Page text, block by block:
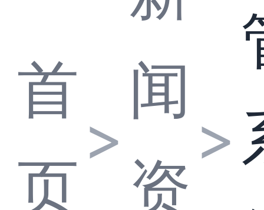
首
页
>
闻
资
>